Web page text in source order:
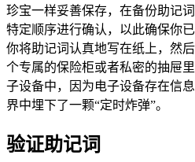
珍宝一样妥善保存，在备份助记
特定顺序进行确认，以此确保你
你将助记词认真地写在纸上，然
个专属的保险柜或者私密的抽屉
子设备中，因为电子设备存在信
界中埋下了一颗“定时炸弹”。
验证助记词